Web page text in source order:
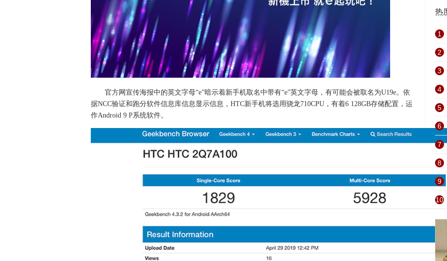
官方网宣传海报中的英文字母“e”暗示着新手机取名中带有“e”英文字母，有可能会被取名为U19e。依
据NCC验证和跑分软件信息库信息显示信息，HTC新手机将选用骁龙710CPU，有着6 128GB存储配置，运
作Android 9 P系统软件。
热
1
2
3
4
5
6
7
8
9
10